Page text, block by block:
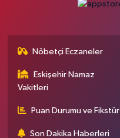
Nöbetçi Eczaneler
Eskişehir Namaz
Vakitleri
Puan Durumu ve Fikstür
Son Dakika Haberleri